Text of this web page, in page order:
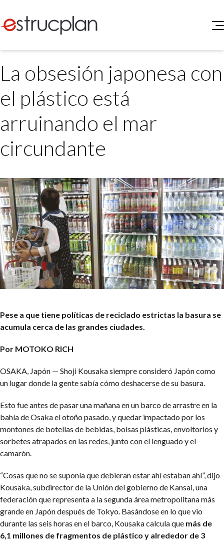
SERVICIOS
Medio Ambiente
Legislación
INGRESAR
Portal de Clientes
Matriz Premium
La obsesión japonesa con
el plástico está
arruinando el mar
circundante
Pese a que tiene políticas de reciclado estrictas la basura se
acumula cerca de las grandes ciudades.
Por MOTOKO RICH
OSAKA, Japón — Shoji Kousaka siempre consideró Japón como
un lugar donde la gente sabía cómo deshacerse de su basura.
Esto fue antes de pasar una mañana en un barco de arrastre en la
bahía de Osaka el otoño pasado, y quedar impactado por los
montones de botellas de bebidas, bolsas plásticas, envoltorios y
sorbetes atrapados en las redes, junto con el lenguado y el
camarón.
“Cosas que no se suponía que debieran estar ahí estaban ahí”, dijo
Kousaka, subdirector de la Unión del gobierno de Kansai, una
federación que representa a la segunda área metropolitana más
grande en Japón después de Tokyo. Basándose en lo que vio
durante las seis horas en el barco, Kousaka calcula que más de
6,1 millones de fragmentos de plástico y alrededor de 3